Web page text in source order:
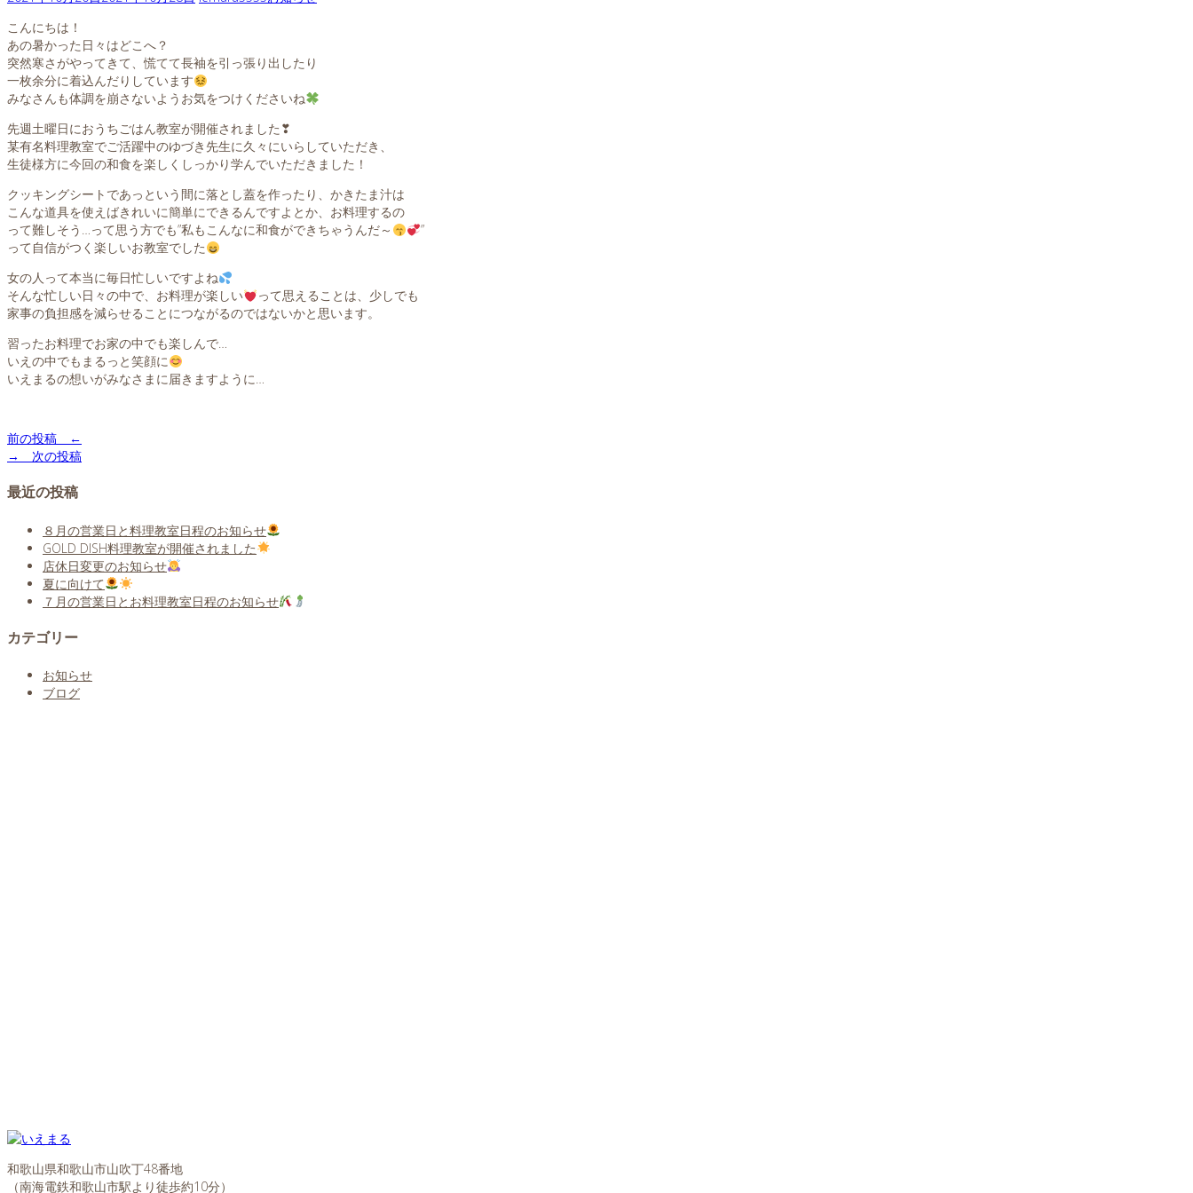
こんにちは！
あの暑かった日々はどこへ？
突然寒さがやってきて、慌てて長袖を引っ張り出したり
一枚余分に着込んだりしています
みなさんも体調を崩さないようお気をつけくださいね
先週土曜日におうちごはん教室が開催されました❣
某有名料理教室でご活躍中のゆづき先生に久々にいらしていただき、
生徒様方に今回の和食を楽しくしっかり学んでいただきました！
クッキングシートであっという間に落とし蓋を作ったり、かきたま汁は
こんな道具を使えばきれいに簡単にできるんですよとか、お料理するの
って難しそう…って思う方でも”私もこんなに和食ができちゃうんだ～
”
って自信がつく楽しいお教室でした
女の人って本当に毎日忙しいですよね
そんな忙しい日々の中で、お料理が楽しい
って思えることは、少しでも
家事の負担感を減らせることにつながるのではないかと思います。
習ったお料理でお家の中でも楽しんで…
いえの中でもまるっと笑顔に
いえまるの想いがみなさまに届きますように…
前の投稿 ←
→ 次の投稿
最近の投稿
８月の営業日と料理教室日程のお知らせ
GOLD DISH料理教室が開催されました
店休日変更のお知らせ
夏に向けて
７月の営業日とお料理教室日程のお知らせ
カテゴリー
お知らせ
ブログ
和歌山県和歌山市山吹丁48番地
（南海電鉄和歌山市駅より徒歩約10分）